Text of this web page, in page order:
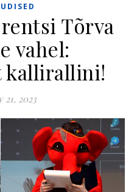
Tõrva
vahel:
kallirallini!
21, 2023